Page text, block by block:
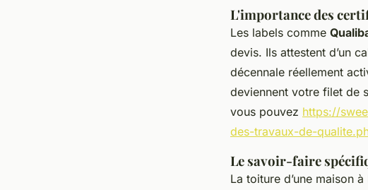
L'importance des
Les labels comme
devis. Ils attestent d’un
décennale réellement
deviennent votre filet de
vous pouvez https://
des-travaux-de-
Le savoir-faire
La toiture d’une maison